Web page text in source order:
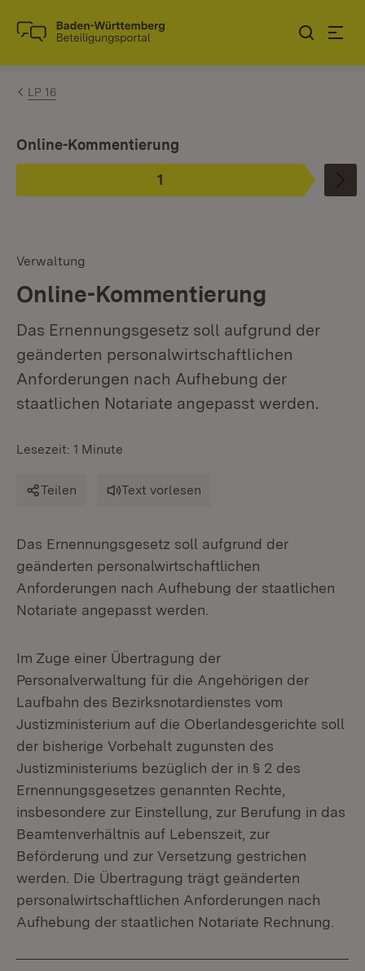
Zum Inhalt springen
Link zur Startseite
LP 16
Phase
1
:
Ist ausgewählt.
Online-Kommentierung
Verwaltung
Online-Kommentierung
Das Ernennungsgesetz soll aufgrund der
geänderten personalwirtschaftlichen
Anforderungen nach Aufhebung der
staatlichen Notariate angepasst werden.
Lesezeit: 1 Minute
Teilen Text vorlesen
Das Ernennungsgesetz soll aufgrund der
geänderten personalwirtschaftlichen
Anforderungen nach Aufhebung der staatlichen
Notariate angepasst werden.
Im Zuge einer Übertragung der
Personalverwaltung für die Angehörigen der
Laufbahn des Bezirksnotardienstes vom
Justizministerium auf die Oberlandesgerichte soll
der bisherige Vorbehalt zugunsten des
Justizministeriums bezüglich der in § 2 des
Ernennungsgesetzes genannten Rechte,
insbesondere zur Einstellung, zur Berufung in das
Beamtenverhältnis auf Lebenszeit, zur
Beförderung und zur Versetzung gestrichen
werden. Die Übertragung trägt geänderten
personalwirtschaftlichen Anforderungen nach
Aufhebung der staatlichen Notariate Rechnung.